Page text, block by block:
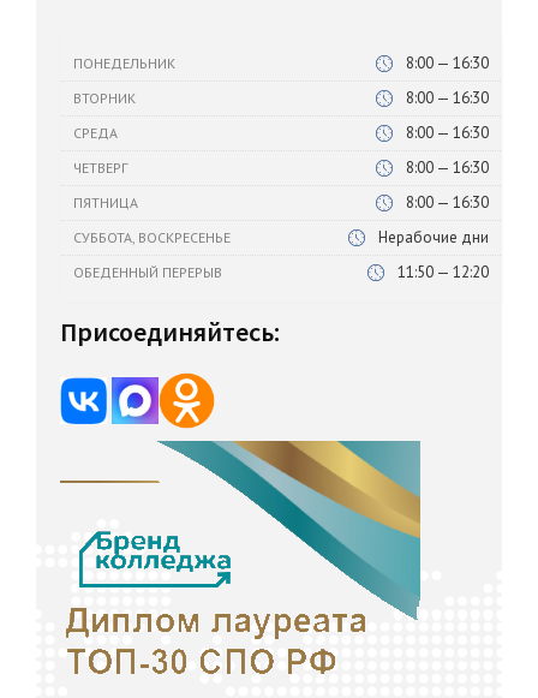
ПОНЕДЕЛЬНИК 8:00 — 16:30
ВТОРНИК 8:00 — 16:30
СРЕДА 8:00 — 16:30
ЧЕТВЕРГ 8:00 — 16:30
ПЯТНИЦА 8:00 — 16:30
СУББОТА, ВОСКРЕСЕНЬЕ Нерабочие дни
ОБЕДЕННЫЙ ПЕРЕРЫВ 11:50 — 12:20
Присоединяйтесь: